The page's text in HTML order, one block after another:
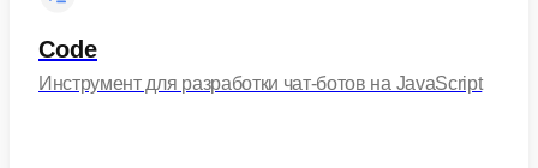
Code
Инструмент для разработки чат-ботов на JavaScript